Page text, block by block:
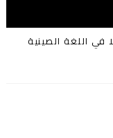
في اللغة الصينية